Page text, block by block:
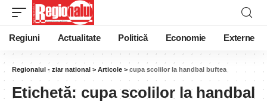
Regiuni Actualitate Politică Economie Externe
Regionalul - ziar national > Articole > cupa scolilor la handbal buftea
Etichetă: cupa scolilor la handbal